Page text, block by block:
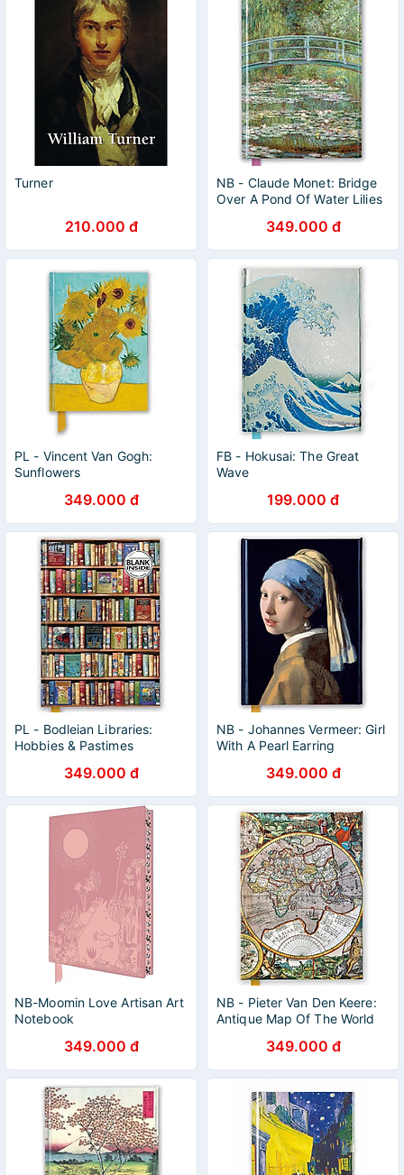
Turner
210.000 đ
NB - Claude Monet: Bridge
Over A Pond Of Water Lilies
349.000 đ
PL - Vincent Van Gogh:
Sunflowers
349.000 đ
FB - Hokusai: The Great
Wave
199.000 đ
PL - Bodleian Libraries:
Hobbies & Pastimes
349.000 đ
NB - Johannes Vermeer: Girl
With A Pearl Earring
349.000 đ
NB-Moomin Love Artisan Art
Notebook
349.000 đ
NB - Pieter Van Den Keere:
Antique Map Of The World
349.000 đ